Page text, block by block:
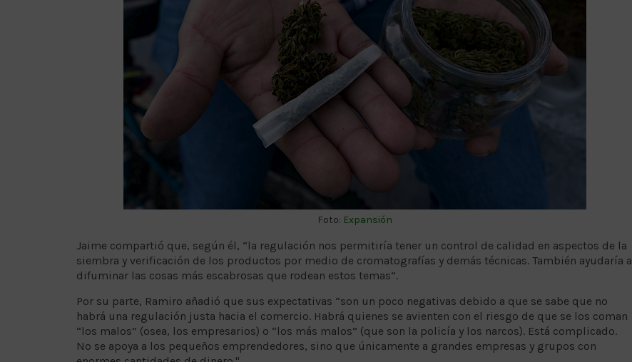
Foto: Expansión
Jaime compartió que, según él, “la regulación nos permitiría tener un control de calidad en aspectos de la
siembra y verificación de los productos por medio de cromatografías y demás técnicas. También ayudaría a
difuminar las cosas más escabrosas que rodean estos temas”.
Por su parte, Ramiro añadió que sus expectativas “son un poco negativas debido a que se sabe que no
habrá una regulación justa hacia el comercio. Habrá quienes se avienten con el riesgo de que se los coman
“los malos” (osea, los empresarios) o “los más malos” (que son la policía y los narcos). Está complicado.
No se apoya a los pequeños emprendedores, sino que únicamente a grandes empresas y grupos con